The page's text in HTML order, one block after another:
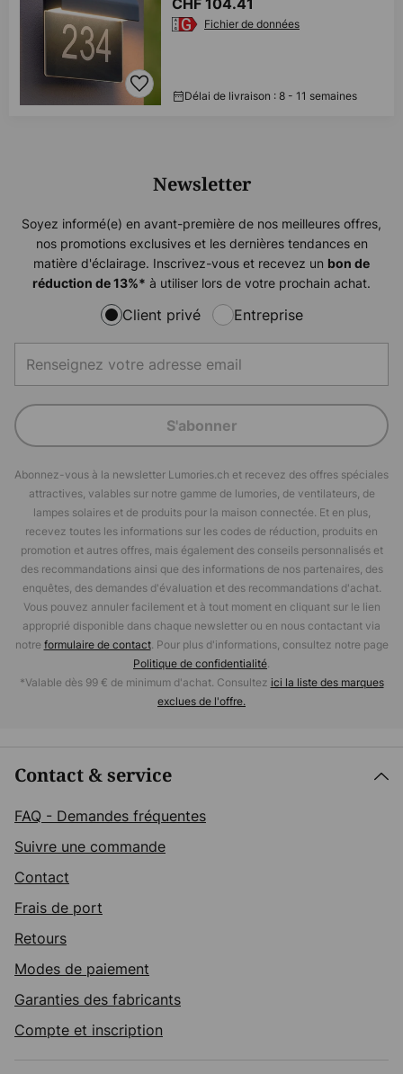
CHF 104.41
Fichier de données
Délai de livraison : 8 - 11 semaines
Newsletter
Soyez informé(e) en avant-première de nos meilleures offres,
nos promotions exclusives et les dernières tendances en
matière d'éclairage. Inscrivez-vous et recevez un bon de
réduction de13%* à utiliser lors de votre prochain achat.
Client privé Entreprise
S'abonner
Abonnez-vous à la newsletter Lumories.ch et recevez des offres spéciales
attractives, valables sur notre gamme de lumories, de ventilateurs, de
lampes solaires et de produits pour la maison connectée. Et en plus,
recevez toutes les informations sur les codes de réduction, produits en
promotion et autres offres, mais également des conseils personnalisés et
des recommandations ainsi que des informations de nos partenaires, des
enquêtes, des demandes d'évaluation et des recommandations d'achat.
Vous pouvez annuler facilement et à tout moment en cliquant sur le lien
approprié disponible dans chaque newsletter ou en nous contactant via
notre formulaire de contact. Pour plus d'informations, consultez notre page
Politique de confidentialité.
*Valable dès 99 € de minimum d'achat. Consultez ici la liste des marques
exclues de l'offre.
Contact & service
FAQ - Demandes fréquentes
Suivre une commande
Contact
Frais de port
Retours
Modes de paiement
Garanties des fabricants
Compte et inscription